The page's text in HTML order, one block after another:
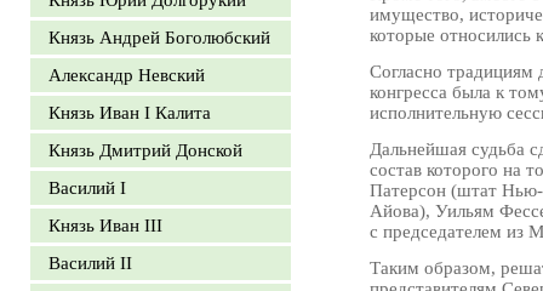
Князь Андрей Боголюбский
Александр Невский
Князь Иван I Калита
Князь Дмитрий Донской
Василий I
Князь Иван III
Василий II
имущество,
которые относились
Согласно традициям
конгресса была к
исполнительную
Дальнейшая судьба
состав которого на
Патерсон (штат
Айова), Уильям
с председателем из
Таким образом,